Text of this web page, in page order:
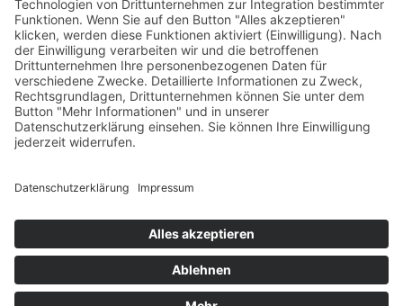
Cookie-Einstellungen
SUCHE
Suchen
nach:
Datenschutzerklärung Stolz präsentiert von WordPress
Sonntag, den